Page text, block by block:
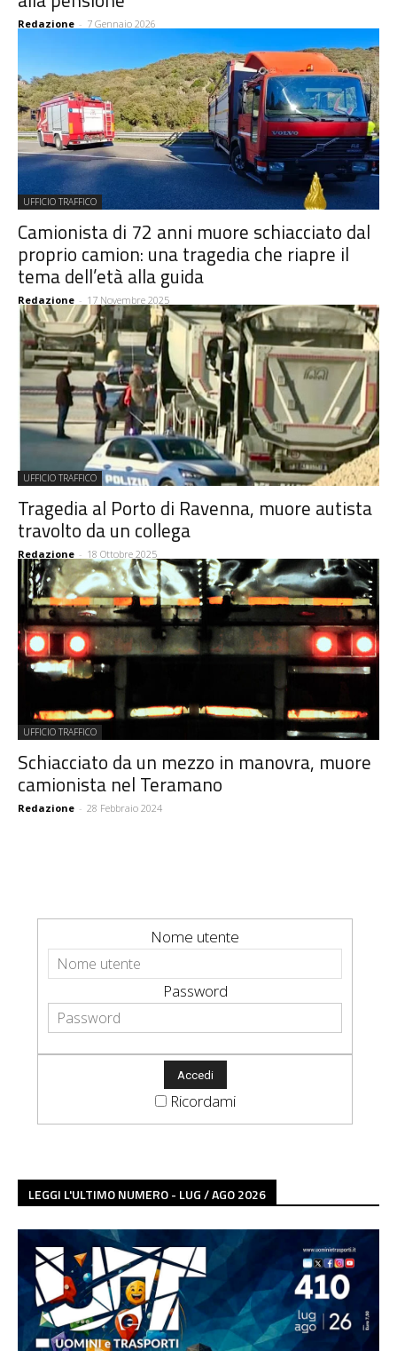
Redazione - 7 Gennaio 2026
UFFICIO TRAFFICO
Camionista di 72 anni muore schiacciato dal
proprio camion: una tragedia che riapre il
tema dell’età alla guida
Redazione - 17 Novembre 2025
UFFICIO TRAFFICO
Tragedia al Porto di Ravenna, muore autista
travolto da un collega
Redazione - 18 Ottobre 2025
UFFICIO TRAFFICO
Schiacciato da un mezzo in manovra, muore
camionista nel Teramano
Redazione - 28 Febbraio 2024
Nome utente
Password
Ricordami
LEGGI L'ULTIMO NUMERO - LUG / AGO 2026